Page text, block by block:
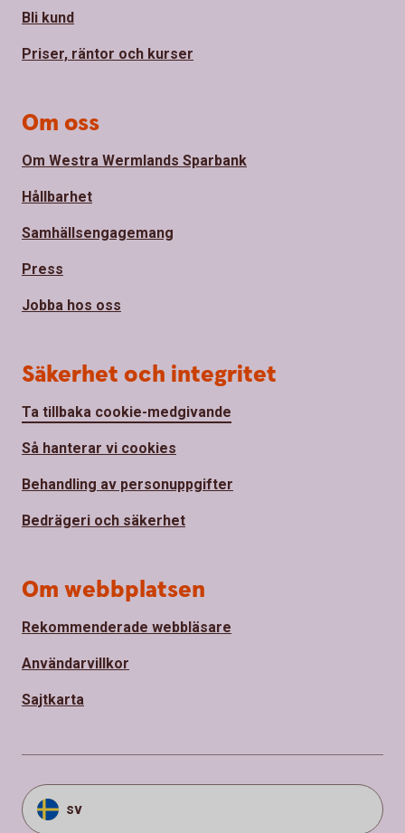
Bli kund
Priser, räntor och kurser
Om oss
Om Westra Wermlands Sparbank
Hållbarhet
Samhällsengagemang
Press
Jobba hos oss
Säkerhet och integritet
Ta tillbaka cookie-medgivande
Så hanterar vi cookies
Behandling av personuppgifter
Bedrägeri och säkerhet
Om webbplatsen
Rekommenderade webbläsare
Användarvillkor
Sajtkarta
sv